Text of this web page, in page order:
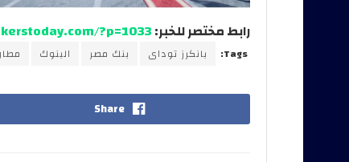
رابط مختصر للخبر:?p=1033
Tags: بانكرز توداى بنك مصر البنوك
Share